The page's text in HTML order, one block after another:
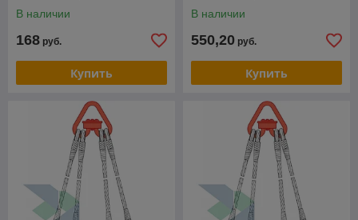
РОМЕК
В наличии
168 руб.
Купить
РОМЕК
В наличии
550,20 руб.
Купить